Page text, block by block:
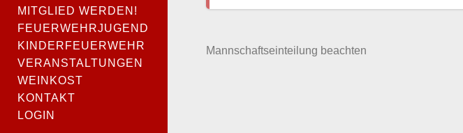
MITGLIED WERDEN!
FEUERWEHRJUGEND
KINDERFEUERWEHR
VERANSTALTUNGEN
WEINKOST
KONTAKT
LOGIN
Mannschaftseinteilung beachten